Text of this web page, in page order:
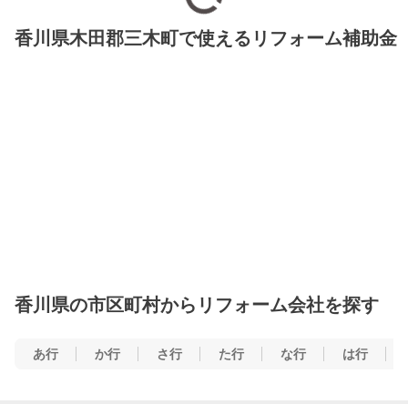
香川県木田郡三木町で使えるリフォーム補助金
香川県の市区町村からリフォーム会社を探す
あ行 か行 さ行 た行 な行 は行